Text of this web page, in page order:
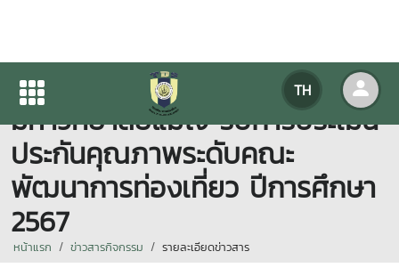
TH
คณะพัฒนาการท่องเที่ยว
มหาวิทยาลัยแม่โจ้ รับการประเมิน
ประกันคุณภาพระดับคณะ
พัฒนาการท่องเที่ยว ปีการศึกษา
2567
หน้าแรก ข่าวสารกิจกรรม รายละเอียดข่าวสาร